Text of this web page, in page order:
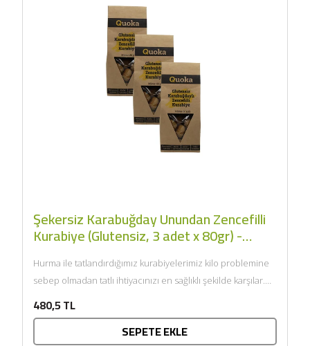
Şekersiz Karabuğday Unundan Zencefilli
Kurabiye (Glutensiz, 3 adet x 80gr) -
Hurma ile tatlandırdığımız kurabiyelerimiz kilo problemine
sebep olmadan tatlı ihtiyacınızı en sağlıklı şekilde karşılar.
480,5 TL
SEPETE EKLE